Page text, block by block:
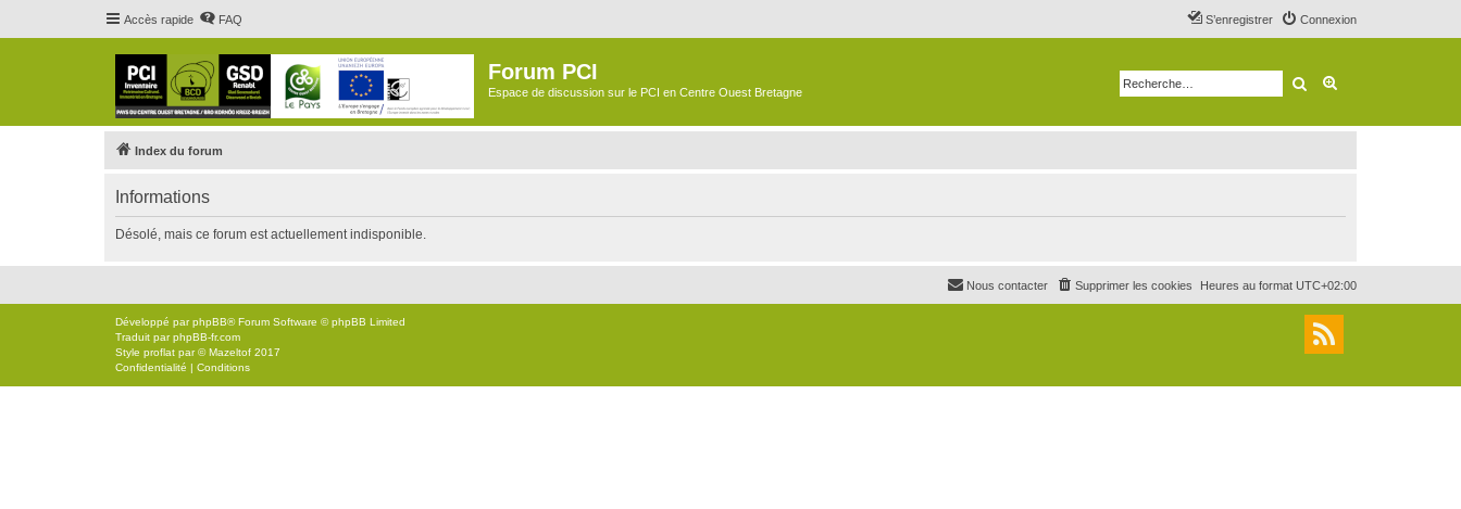
Accès rapide FAQ Connexion
S’enregistrer
Forum PCI
Espace de discussion sur le PCI en Centre Ouest Bretagne Rechercher
Index du forum
Informations
Désolé, mais ce forum est actuellement indisponible.
Heures au format UTC+02:00
Supprimer les cookies
Nous contacter
Développé parphpBB® Forum Software © phpBB Limited
Traduit parphpBB-fr.com
Style proflat par ©Mazeltof 2017
Confidentialité | Conditions